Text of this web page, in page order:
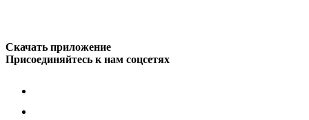
Скачать приложение
Присоединяйтесь к нам соцсетях